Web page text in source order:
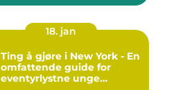
18. jan
Ting å gjøre i New York - En
omfattende guide for
eventyrlystne unge